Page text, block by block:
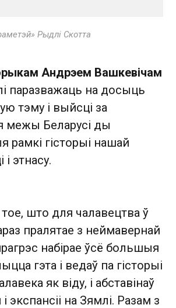
Рыдлі Скотта
Андрэем Вашкевічам
паразважаць на досыць
тэму і выйсці за
межы Беларусі ды
рамкі гісторыі нашай
этнасу.
што для чалавецтва ў
пралятае з неймавернай
набірае ўсё большыя
гэта і ведаў па гісторыі
як віду, і абставінаў
экспансіі на Зямлі. Разам з